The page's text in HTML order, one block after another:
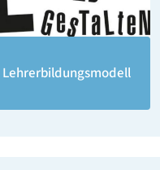
Lehrerbildungsmodell